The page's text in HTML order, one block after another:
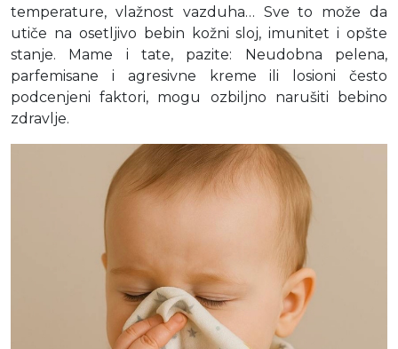
temperature, vlažnost vazduha… Sve to može da
utiče na osetljivo bebin kožni sloj, imunitet i opšte
stanje. Mame i tate, pazite: Neudobna pelena,
parfemisane i agresivne kreme ili losioni često
podcenjeni faktori, mogu ozbiljno narušiti bebino
zdravlje.